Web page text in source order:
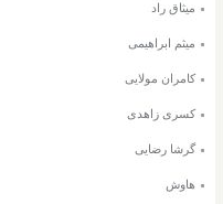
میثاق راد
میثم ابراهیمی
کامران مولایی
کسری زاهدی
گرشا رضایی
هاوش